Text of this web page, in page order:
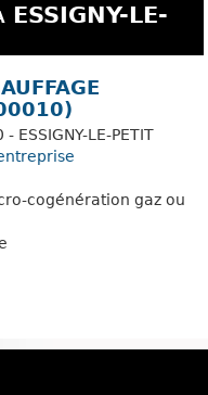
ESSIGNY-LE-
ESSIGNY-LE-PETIT
cogénération gaz ou